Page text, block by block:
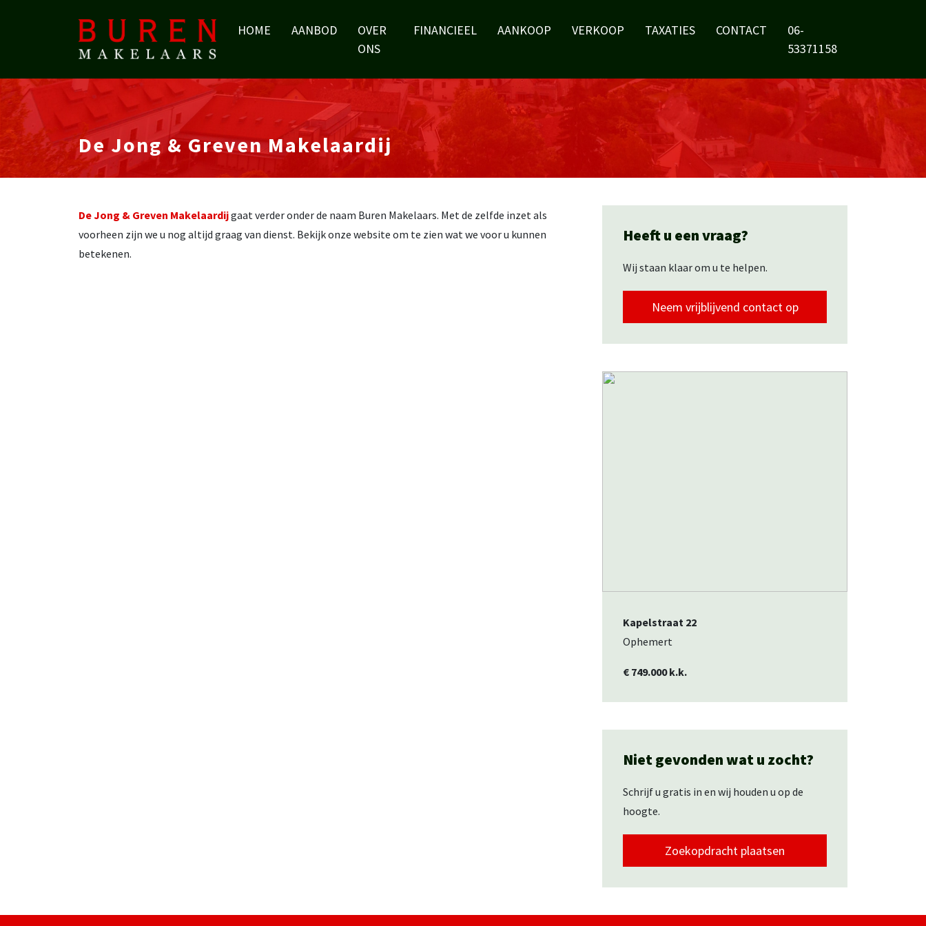
HOME AANBOD
OVER
ONS
FINANCIEEL AANKOOP VERKOOP TAXATIES CONTACT
06-
53371158
De Jong & Greven Makelaardij
De Jong & Greven Makelaardijgaat verder onder de naam Buren Makelaars. Met de zelfde inzet als
voorheen zijn we u nog altijd graag van dienst. Bekijk onze website om te zien wat we voor u kunnen
betekenen.
Heeft u een vraag?
Wij staan klaar om u te helpen.
Neem vrijblijvend contact op
Kapelstraat 22
Ophemert
€ 749.000k.k.
Niet gevonden wat u zocht?
Schrijf u gratis in en wij houden u op de
hoogte.
Zoekopdracht plaatsen